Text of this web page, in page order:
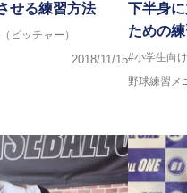
せる練習方法
ピッチャー）
2018/11/15
下半身
ための
#小学生向け
野球練習メ